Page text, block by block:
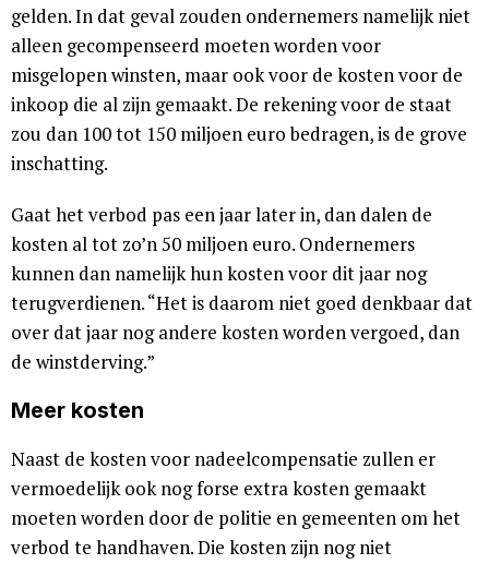
gelden. In dat geval zouden ondernemers namelijk niet
alleen gecompenseerd moeten worden voor
misgelopen winsten, maar ook voor de kosten voor de
inkoop die al zijn gemaakt. De rekening voor de staat
zou dan 100 tot 150 miljoen euro bedragen, is de grove
inschatting.
Gaat het verbod pas een jaar later in, dan dalen de
kosten al tot zo’n 50 miljoen euro. Ondernemers
kunnen dan namelijk hun kosten voor dit jaar nog
terugverdienen. “Het is daarom niet goed denkbaar dat
over dat jaar nog andere kosten worden vergoed, dan
de winstderving.”
Meer kosten
Naast de kosten voor nadeelcompensatie zullen er
vermoedelijk ook nog forse extra kosten gemaakt
moeten worden door de politie en gemeenten om het
verbod te handhaven. Die kosten zijn nog niet